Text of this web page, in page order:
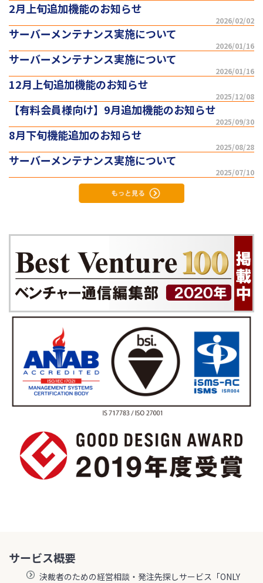
2月上旬追加機能のお知らせ
2026/02/02
サーバーメンテナンス実施について
2026/01/16
サーバーメンテナンス実施について
2026/01/16
12月上旬追加機能のお知らせ
2025/12/08
【有料会員様向け】9月追加機能のお知らせ
2025/09/30
8月下旬機能追加のお知らせ
2025/08/28
サーバーメンテナンス実施について
2025/07/10
サービス概要
決裁者のための経営相談・発注先探しサービス「ONLY